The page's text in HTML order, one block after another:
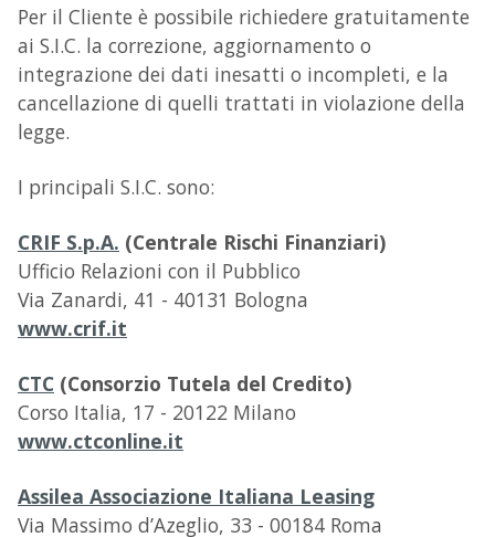
Per il Cliente è possibile richiedere gratuitamente
ai S.I.C. la correzione, aggiornamento o
integrazione dei dati inesatti o incompleti, e la
cancellazione di quelli trattati in violazione della
legge.
I principali S.I.C. sono:
CRIF S.p.A. (Centrale Rischi Finanziari)
Ufficio Relazioni con il Pubblico
Via Zanardi, 41 - 40131 Bologna
www.crif.it
CTC (Consorzio Tutela del Credito)
Corso Italia, 17 - 20122 Milano
www.ctconline.it
Assilea Associazione Italiana Leasing
Via Massimo d’Azeglio, 33 - 00184 Roma